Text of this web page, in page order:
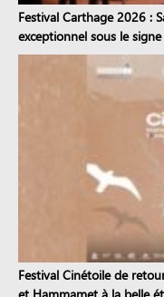
Festival Carthage 2026 :
exceptionnel sous le
Festival Cinétoile de